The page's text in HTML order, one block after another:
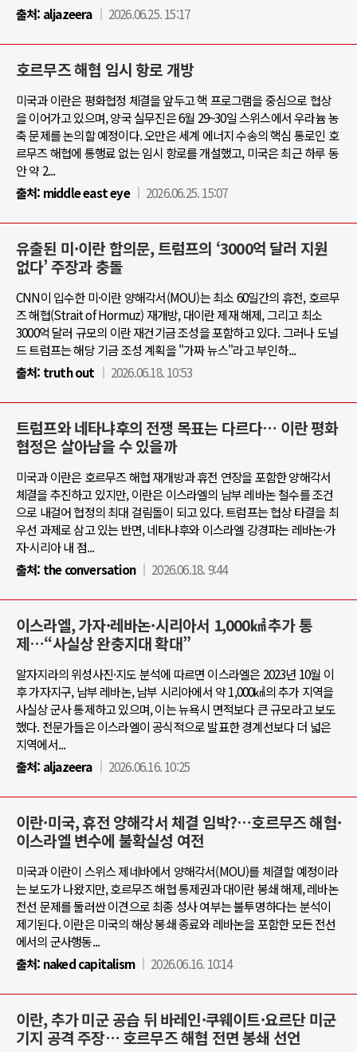
출처: aljazeera 2026.06.25. 15:17
호르무즈 해협 임시 항로 개방
미국과 이란은 평화협정 체결을 앞두고 핵 프로그램을 중심으로 협상
을 이어가고 있으며, 양국 실무진은 6월 29~30일 스위스에서 우라늄 농
축 문제를 논의할 예정이다. 오만은 세계 에너지 수송의 핵심 통로인 호
르무즈 해협에 통행료 없는 임시 항로를 개설했고, 미국은 최근 하루 동
안 약 2...
출처: middle east eye 2026.06.25. 15:07
유출된 미·이란 합의문, 트럼프의 ‘3000억 달러 지원
없다’ 주장과 충돌
CNN이 입수한 미·이란 양해각서(MOU)는 최소 60일간의 휴전, 호르무
즈 해협(Strait of Hormuz) 재개방, 대이란 제재 해제, 그리고 최소
3000억 달러 규모의 이란 재건기금 조성을 포함하고 있다. 그러나 도널
드 트럼프는 해당 기금 조성 계획을 "가짜 뉴스"라고 부인하...
출처: truth out 2026.06.18. 10:53
트럼프와 네타냐후의 전쟁 목표는 다르다… 이란 평화
협정은 살아남을 수 있을까
미국과 이란은 호르무즈 해협 재개방과 휴전 연장을 포함한 양해각서
체결을 추진하고 있지만, 이란은 이스라엘의 남부 레바논 철수를 조건
으로 내걸어 협정의 최대 걸림돌이 되고 있다. 트럼프는 협상 타결을 최
우선 과제로 삼고 있는 반면, 네타냐후와 이스라엘 강경파는 레바논·가
자·시리아 내 점...
출처: the conversation 2026.06.18. 9:44
이스라엘, 가자·레바논·시리아서 1,000㎢ 추가 통
제…“사실상 완충지대 확대”
알자지라의 위성사진·지도 분석에 따르면 이스라엘은 2023년 10월 이
후 가자지구, 남부 레바논, 남부 시리아에서 약 1,000㎢의 추가 지역을
사실상 군사 통제하고 있으며, 이는 뉴욕시 면적보다 큰 규모라고 보도
했다. 전문가들은 이스라엘이 공식적으로 발표한 경계선보다 더 넓은
지역에서...
출처: aljazeera 2026.06.16. 10:25
이란·미국, 휴전 양해각서 체결 임박?…호르무즈 해협·
이스라엘 변수에 불확실성 여전
미국과 이란이 스위스 제네바에서 양해각서(MOU)를 체결할 예정이라
는 보도가 나왔지만, 호르무즈 해협 통제권과 대이란 봉쇄 해제, 레바논
전선 문제를 둘러싼 이견으로 최종 성사 여부는 불투명하다는 분석이
제기된다. 이란은 미국의 해상 봉쇄 종료와 레바논을 포함한 모든 전선
에서의 군사행동...
출처: naked capitalism 2026.06.16. 10:14
이란, 추가 미군 공습 뒤 바레인·쿠웨이트·요르단 미군
기지 공격 주장… 호르무즈 해협 전면 봉쇄 선언